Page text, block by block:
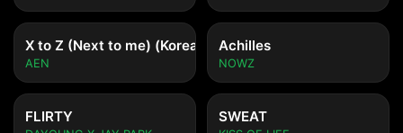
X to Z (Next to me) (Korean ver.)
AEN
Achilles
NOWZ
FLIRTY SWEAT